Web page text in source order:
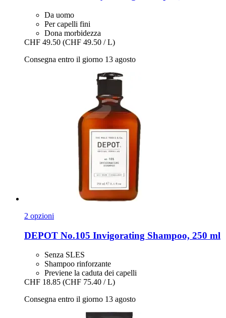
Da uomo
Per capelli fini
Dona morbidezza
CHF 49.50 (CHF 49.50 / L)
Consegna entro il giorno 13 agosto
2 opzioni
DEPOT No.105 Invigorating Shampoo, 250 ml
Senza SLES
Shampoo rinforzante
Previene la caduta dei capelli
CHF 18.85 (CHF 75.40 / L)
Consegna entro il giorno 13 agosto